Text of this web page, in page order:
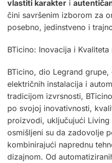
vlastiti karakter i
čini savršenim izborom za
posebno, jedinstveno i
BTicino: Inovacija i
BTicino, dio Legrand
električnih instalacija i
tradicijom izvrsnosti,
po svojoj inovativnosti,
proizvodi, uključujući Living
osmišljeni su da zadovolje
kombinirajući naprednu
dizajnom. Od